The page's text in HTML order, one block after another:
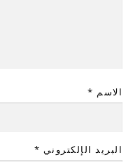
الاسم *
البريد الإلكتروني *